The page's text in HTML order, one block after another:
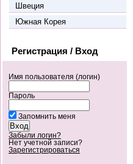
Швеция
Южная Корея
Регистрация / Вход
Имя пользователя (логин)
Пароль
Запомнить меня
Забыли логин?
Нет учетной записи?
Зарегистрироваться